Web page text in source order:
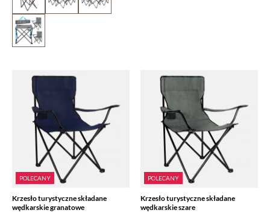
POLECANY
Krzesło turystyczne składane
wędkarskie granatowe
POLECANY
Krzesło turystyczne składane
wędkarskie szare